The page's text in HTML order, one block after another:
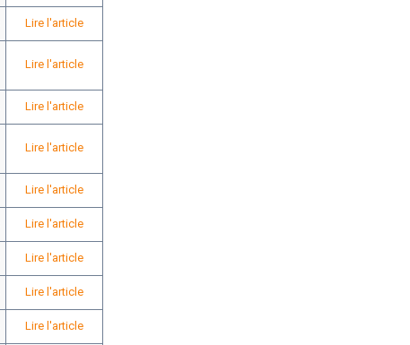
Lire l'article
Lire l'article
Lire l'article
Lire l'article
Lire l'article
Lire l'article
Lire l'article
Lire l'article
Lire l'article